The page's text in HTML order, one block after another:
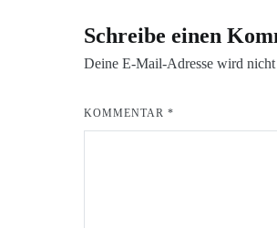
Schreibe einen
Deine E-Mail-Adresse wird
KOMMENTAR *